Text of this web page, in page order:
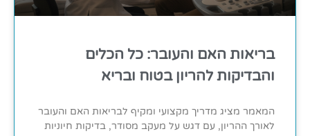
בריאות האם והעובר: כל הכלים
והבדיקות להריון בטוח ובריא
המאמר מציג מדריך מקצועי ומקיף לבריאות האם והעובר
לאורך ההריון, עם דגש על מעקב מסודר, בדיקות חיוניות